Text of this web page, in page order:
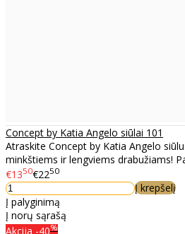
Concept by Katia Angelo siūlai 101
Atraskite Concept by Katia Angelo
minkštiems ir lengviems drabužiams!
€1350€2250
Į krepšelį
Į palyginimą
Į norų sąrašą
Akcija -40%